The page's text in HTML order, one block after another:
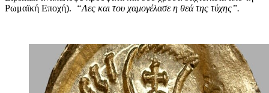
Ρωμαϊκή Εποχή).
“Λες και του χαμογέλασε η θεά της τύχης”.